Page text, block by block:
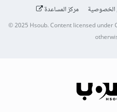
الخصوصية مركز المساعدة
© 2025Hsoub.Content licensed under